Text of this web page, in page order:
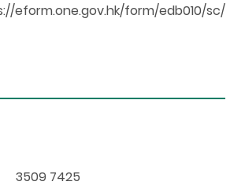
eform.one.gov.hk/form/edb010/sc/
3509 7425